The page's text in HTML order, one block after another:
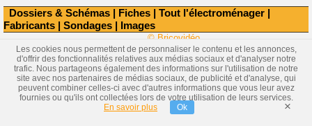
Dossiers & Schémas | Fiches | Tout l'électroménager |
Fabricants | Sondages | Images
© Bricovidéo
Les cookies nous permettent de personnaliser le contenu et les annonces,
d'offrir des fonctionnalités relatives aux médias sociaux et d'analyser notre
trafic. Nous partageons également des informations sur l'utilisation de notre
site avec nos partenaires de médias sociaux, de publicité et d'analyse, qui
peuvent combiner celles-ci avec d'autres informations que vous leur avez
fournies ou qu'ils ont collectées lors de votre utilisation de leurs services.
En savoir plus
Ok ×